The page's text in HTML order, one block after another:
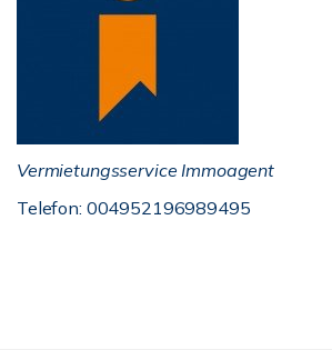
Vermietungsservice Immoagent
Telefon: 004952196989495